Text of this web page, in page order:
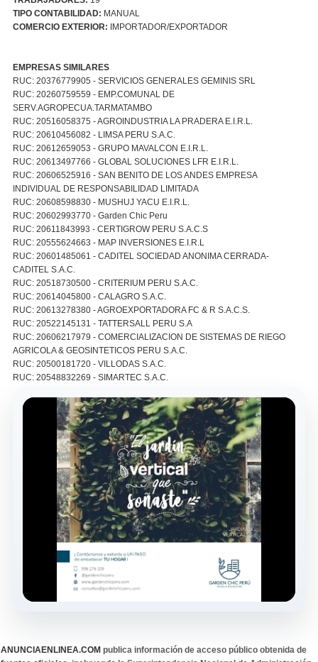
TIPO CONTABILIDAD: MANUAL
COMERCIO EXTERIOR: IMPORTADOR/EXPORTADOR
EMPRESAS SIMILARES
RUC: 20376779905 - SERVICIOS GENERALES GEMINIS SRL
RUC: 20260759559 - EMP.COMUNAL DE
SERV.AGROPECUA.TARMATAMBO
RUC: 20516058375 - AGROINDUSTRIA LA PRADERA E.I.R.L.
RUC: 20610456082 - LIMSA PERU S.A.C.
RUC: 20612659053 - GRUPO MAVALCON E.I.R.L.
RUC: 20613497766 - GLOBAL SOLUCIONES LFR E.I.R.L.
RUC: 20606525916 - SAN BENITO DE LOS ANDES EMPRESA
INDIVIDUAL DE RESPONSABILIDAD LIMITADA
RUC: 20608598830 - MUSHUJ YACU E.I.R.L.
RUC: 20602993770 - Garden Chic Peru
RUC: 20611843993 - CERTIGROW PERU S.A.C.S
RUC: 20555624663 - MAP INVERSIONES E.I.R.L
RUC: 20601485061 - CADITEL SOCIEDAD ANONIMA CERRADA-
CADITEL S.A.C.
RUC: 20518730500 - CRITERIUM PERU S.A.C.
RUC: 20614045800 - CALAGRO S.A.C.
RUC: 20613278380 - AGROEXPORTADORA FC & R S.A.C.S.
RUC: 20522145131 - TATTERSALL PERU S.A
RUC: 20606217979 - COMERCIALIZACION DE SISTEMAS DE RIEGO
AGRICOLA & GEOSINTETICOS PERU S.A.C.
RUC: 20500181720 - VILLODAS S.A.C.
RUC: 20548832269 - SIMARTEC S.A.C.
ANUNCIAENLINEA.COM publica información de acceso público obtenida de